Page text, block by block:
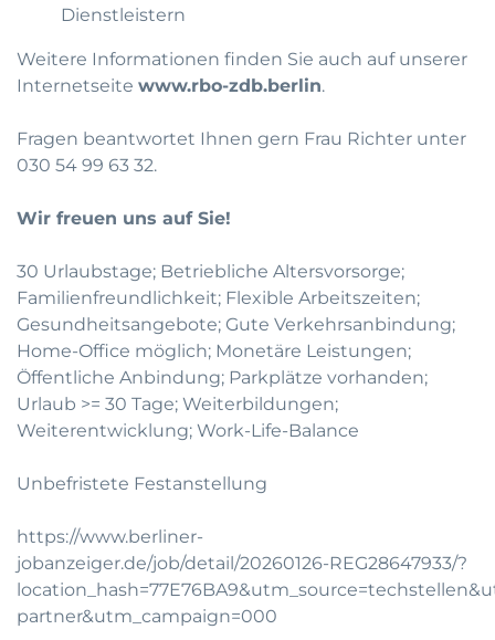
Dienstleistern
Weitere Informationen finden Sie auch auf unserer
Internetseite www.rbo-zdb.berlin.
Fragen beantwortet Ihnen gern Frau Richter unter
030 54 99 63 32.
Wir freuen uns auf Sie!
30 Urlaubstage; Betriebliche Altersvorsorge;
Familienfreundlichkeit; Flexible Arbeitszeiten;
Gesundheitsangebote; Gute Verkehrsanbindung;
Home-Office möglich; Monetäre Leistungen;
Öffentliche Anbindung; Parkplätze vorhanden;
Urlaub >= 30 Tage; Weiterbildungen;
Weiterentwicklung; Work-Life-Balance
Unbefristete Festanstellung
https://www.berliner-
jobanzeiger.de/job/detail/20260126-REG28647933/?
partner&utm_campaign=000